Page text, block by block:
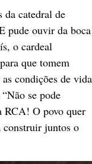
da catedral de
pude ouvir da boca
o cardeal
que tomem
condições de vida
se pode
RCA! O povo quer
juntos o